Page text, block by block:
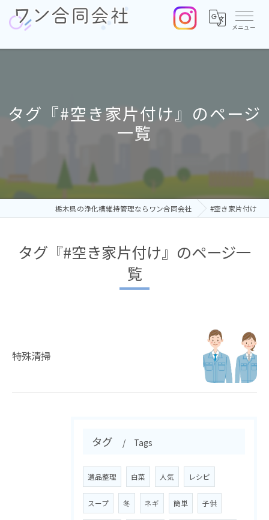
タグ『#空き家片付け』のページ
一覧
栃木県の浄化槽維持管理ならワン合同会社 #空き家片付け
タグ『#空き家片付け』のページ一
覧
特殊清掃
タグ Tags
遺品整理 白菜 人気 レシピ
スープ 冬 ネギ 簡単 子供